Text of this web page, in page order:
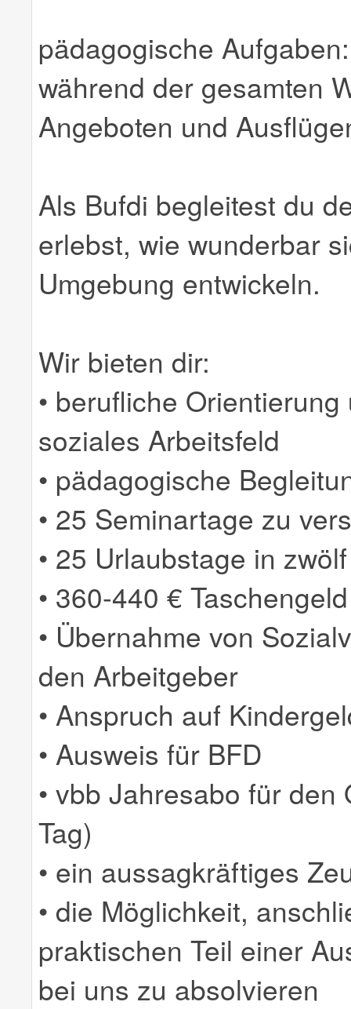
pädagogische
während der gesamten
Angeboten und
Als Bufdi begleitest du
erlebst, wie wunderbar
Umgebung entwickeln.
Wir bieten dir:
• berufliche
soziales Arbeitsfeld
• pädagogische
• 25 Seminartage zu
• 25 Urlaubstage in
• 360-440 €
• Übernahme von
den Arbeitgeber
• Anspruch auf
• Ausweis für BFD
• vbb Jahresabo für
Tag)
• ein aussagkräftiges
• die Möglichkeit,
praktischen Teil einer
bei uns zu absolvieren